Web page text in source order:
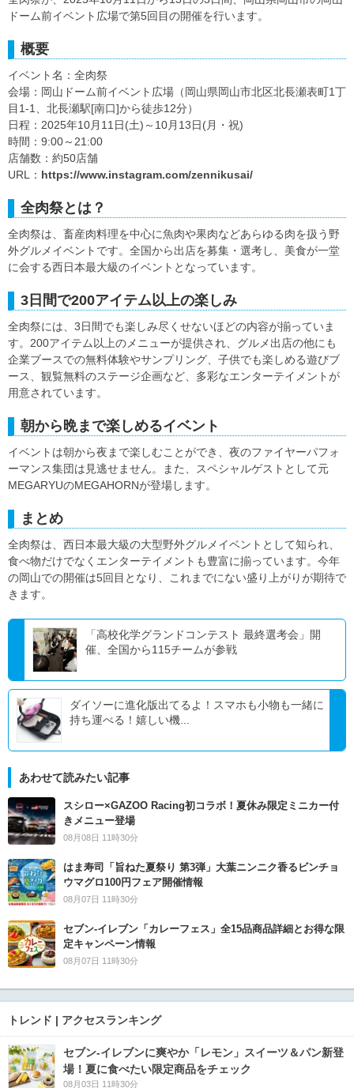
ドーム前イベント広場で第5回目の開催を行います。
概要
イベント名：全肉祭
会場：岡山ドーム前イベント広場（岡山県岡山市北区北長瀬表町1丁
目1-1、北長瀬駅[南口]から徒歩12分）
日程：2025年10月11日(土)～10月13日(月・祝)
時間：9:00～21:00
店舗数：約50店舗
URL： https://www.instagram.com/zennikusai/
全肉祭とは？
全肉祭は、畜産肉料理を中心に魚肉や果肉などあらゆる肉を扱う野
外グルメイベントです。全国から出店を募集・選考し、美食が一堂
に会する西日本最大級のイベントとなっています。
3日間で200アイテム以上の楽しみ
全肉祭には、3日間でも楽しみ尽くせないほどの内容が揃っていま
す。200アイテム以上のメニューが提供され、グルメ出店の他にも
企業ブースでの無料体験やサンプリング、子供でも楽しめる遊びブ
ース、観覧無料のステージ企画など、多彩なエンターテイメントが
用意されています。
朝から晩まで楽しめるイベント
イベントは朝から夜まで楽しむことができ、夜のファイヤーパフォ
ーマンス集団は見逃せません。また、スペシャルゲストとして元
MEGARYUのMEGAHORNが登場します。
まとめ
全肉祭は、西日本最大級の大型野外グルメイベントとして知られ、
食べ物だけでなくエンターテイメントも豊富に揃っています。今年
の岡山での開催は5回目となり、これまでにない盛り上がりが期待で
きます。
「高校化学グランドコンテスト 最終選考会」開
催、全国から115チームが参戦
ダイソーに進化版出てるよ！スマホも小物も一緒に
持ち運べる！嬉しい機...
あわせて読みたい記事
スシロー×GAZOO Racing初コラボ！夏休み限定ミニカー付
きメニュー登場
08月08日 11時30分
はま寿司「旨ねた夏祭り 第3弾」大葉ニンニク香るビンチョ
ウマグロ100円フェア開催情報
08月07日 11時30分
セブン‐イレブン「カレーフェス」全15品商品詳細とお得な限
定キャンペーン情報
08月07日 11時30分
トレンド | アクセスランキング
セブン‐イレブンに爽やか「レモン」スイーツ＆パン新登
場！夏に食べたい限定商品をチェック
08月03日 11時30分